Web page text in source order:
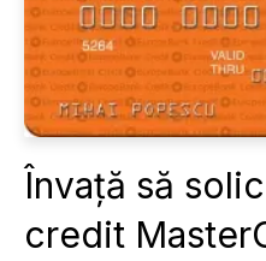
Învață să
credit